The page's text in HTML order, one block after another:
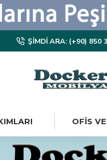
ŞIMDI ARA: (+90) 850
OFIS